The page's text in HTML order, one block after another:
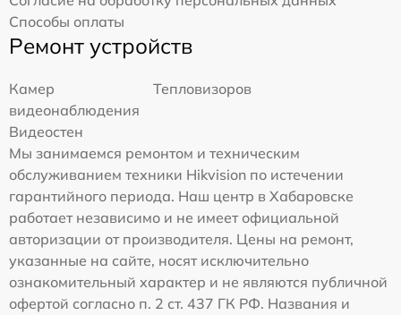
Способы оплаты
Ремонт устройств
Камер
видеонаблюдения
Тепловизоров
Видеостен
Мы занимаемся ремонтом и техническим
обслуживанием техники Hikvision по истечении
гарантийного периода. Наш центр в Хабаровске
работает независимо и не имеет официальной
авторизации от производителя. Цены на ремонт,
указанные на сайте, носят исключительно
ознакомительный характер и не являются публичной
офертой согласно п. 2 ст. 437 ГК РФ. Названия и